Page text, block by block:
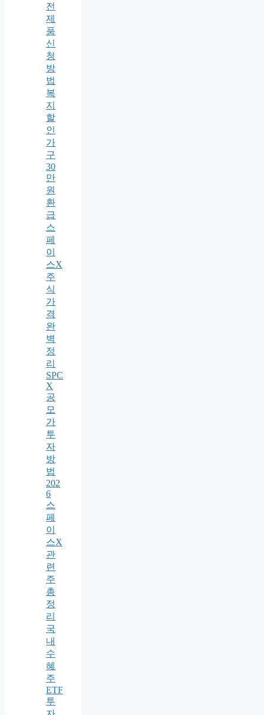
전
제
품
신
청
방
법
복
지
할
인
가
구
30
만
원
환
급
스
페
이
스X
주
식
가
격
완
벽
정
리
SPC
X
공
모
가
투
자
방
법
202
6
스
페
이
스X
관
련
주
총
정
리
국
내
수
혜
주
ETF
투